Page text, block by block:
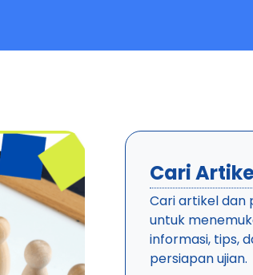
Cari
Cari artikel dan
untuk
informasi, tips,
persiapan ujian.